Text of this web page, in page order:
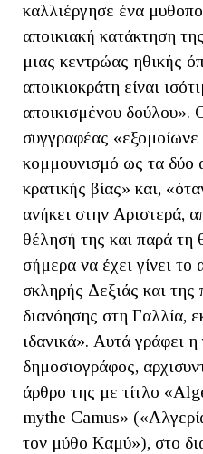
καλλιέργησε ένα
αποικιακή κατάκτηση
μιας κεντρώας ηθικής
αποικιοκράτη είναι
αποικισμένου δούλου».
συγγραφέας
κομμουνισμό ως τα δύο
κρατικής βίας» και,
ανήκει στην Αριστερά,
θέλησή της και παρά τη
σήμερα να έχει γίνει το
σκληρής Δεξιάς και της
διανόησης στη Γαλλία,
ιδανικά». Αυτά γράφει
δημοσιογράφος,
άρθρο της με τίτλο
mythe Camus»
τον μύθο Καμύ»), στο